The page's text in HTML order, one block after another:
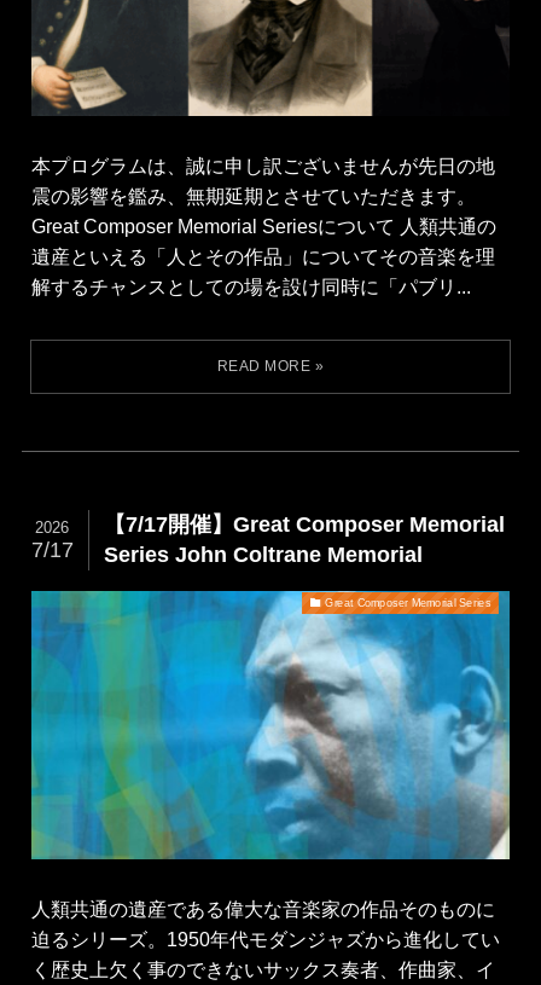
本プログラムは、誠に申し訳ございませんが先日の地
震の影響を鑑み、無期延期とさせていただきます。
Great Composer Memorial Seriesについて 人類共通の
遺産といえる「人とその作品」についてその音楽を理
解するチャンスとしての場を設け同時に「パブリ...
【7/17開催】Great Composer Memorial
Series John Coltrane Memorial
2026
7/17
Great Composer Memorial Series
人類共通の遺産である偉大な音楽家の作品そのものに
迫るシリーズ。1950年代モダンジャズから進化してい
く歴史上欠く事のできないサックス奏者、作曲家、イ